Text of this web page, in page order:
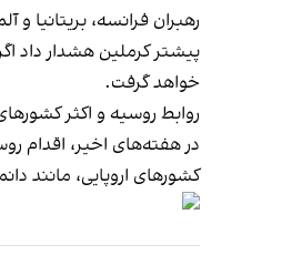
رهبران فرانسه، بریتانیا
پیشتر کرملین هشدار داد
خواهد گرفت.
روابط روسیه و اکثر
در هفته‌های اخیر، اقدام
کشورهای اروپایی، مانند